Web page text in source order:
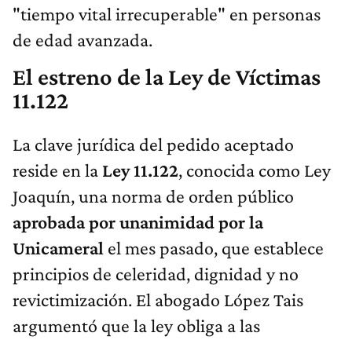
"tiempo vital irrecuperable" en personas
de edad avanzada.
El estreno de la Ley de Víctimas
11.122
La clave jurídica del pedido aceptado
reside en la Ley 11.122, conocida como Ley
Joaquín, una norma de orden público
aprobada por unanimidad por la
Unicameral el mes pasado, que establece
principios de celeridad, dignidad y no
revictimización. El abogado López Tais
argumentó que la ley obliga a las